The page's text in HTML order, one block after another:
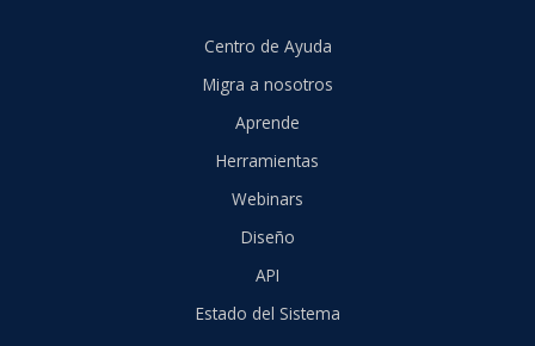
Centro de Ayuda
Migra a nosotros
Aprende
Herramientas
Webinars
Diseño
API
Estado del Sistema